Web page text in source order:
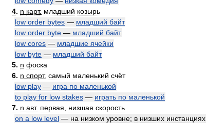
4. n карт. младший козырь
low order bytes — младший байт
low order byte — младший байт
low cores — младшие ячейки
low byte — младший байт
5. n фоска
6. n спорт. самый маленький счёт
low play — игра по маленькой
to play for low stakes — играть по маленькой
7. n авт. первая низшая скорость
on a low level — на низком уровне; в низших инстанциях